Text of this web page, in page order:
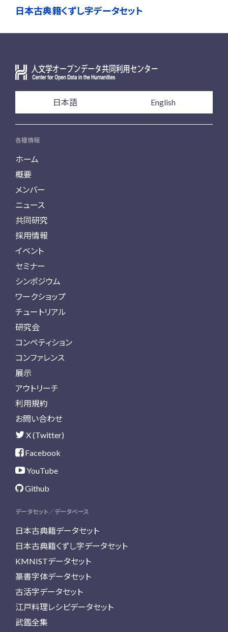
日本古典籍くずし字データセット
日本語 English
各種情報
ホーム
概要
メンバー
ニュース
共同研究
採用情報
イベント
セミナー
シンポジウム
ワークショップ
チュートリアル
研究会
コンペティション
コンファレンス
展示
アウトリーチ
利用規約
お問い合わせ
X (Twitter)
Facebook
YouTube
Github
データセット／データベース
日本古典籍データセット
日本古典籍くずし字データセット
KMNISTデータセット
篆書字体データセット
古活字データセット
江戸料理レシピデータセット
武鑑全集